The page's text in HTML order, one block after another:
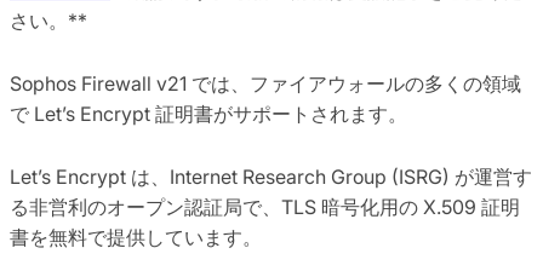
さい。**
Sophos Firewall v21 では、ファイアウォールの多くの領域
で Let’s Encrypt 証明書がサポートされます。
Let’s Encrypt は、Internet Research Group (ISRG) が運営す
る非営利のオープン認証局で、TLS 暗号化用の X.509 証明
書を無料で提供しています。